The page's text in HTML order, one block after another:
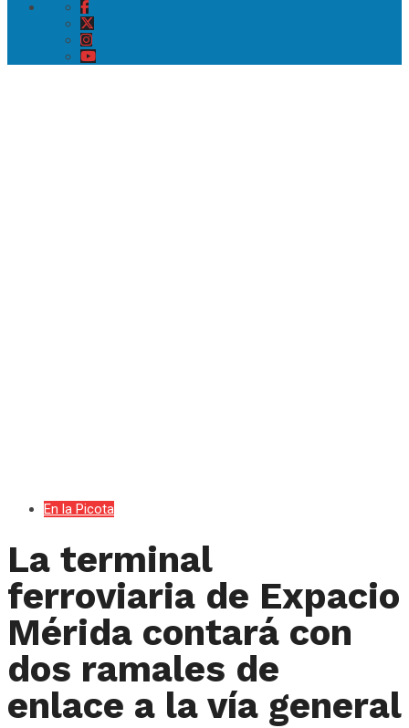
En la Picota
La terminal
ferroviaria de Expacio
Mérida contará con
dos ramales de
enlace a la vía general